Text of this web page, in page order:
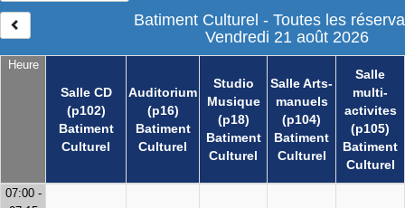
Heure
Salle CD
(p102)
Batiment
Culturel
Auditorium
(p16)
Batiment
Culturel
Studio
Musique
(p18)
Batiment
Culturel
Salle Arts-
manuels
(p104)
Batiment
Culturel
Salle
multi-
activites
(p105)
Batiment
Culturel
Batiment Culturel - Toutes les
Vendredi 21 août 2026
07:00 -